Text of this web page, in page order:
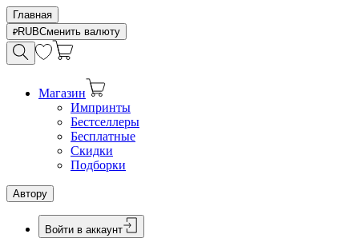
Главная
RUBСменить валюту
Магазин
Импринты
Бестселлеры
Бесплатные
Скидки
Подборки
Автору
Войти в аккаунт